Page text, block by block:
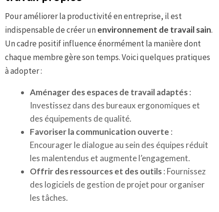
Pour améliorer la productivité en entreprise, il est
indispensable de créer unenvironnement de travail sain.
Un cadre positif influence énormément la manière dont
chaque membre gère son temps. Voici quelques pratiques
à adopter :
Aménager des espaces de travail adaptés:
Investissez dans des bureaux ergonomiques et
des équipements de qualité.
Favoriser la communication ouverte :
Encourager le dialogue au sein des équipes réduit
les malentendus et augmente l’engagement.
Offrir des ressources et des outils: Fournissez
des logiciels de gestion de projet pour organiser
les tâches.